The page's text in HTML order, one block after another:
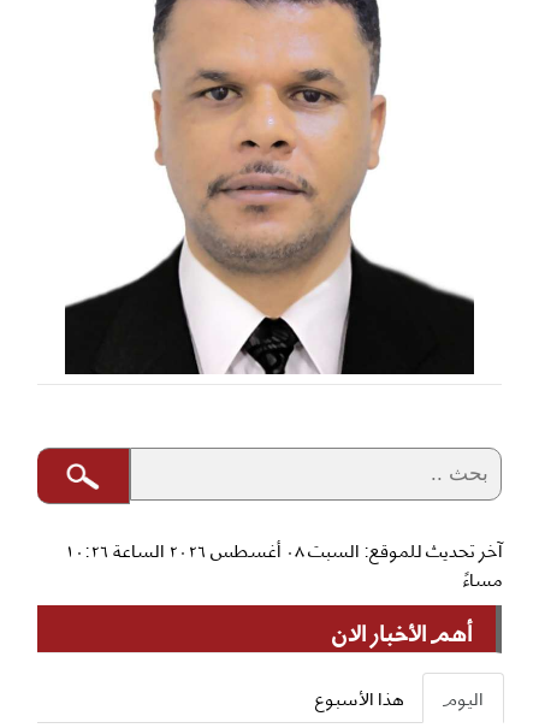
آخر تحديث للموقع: السبت ٠٨ أغسطس ٢٠٢٦ الساعة ١٠:٢٦
مساءً
أهم الأخبار الان
اليوم هذا الأسبوع